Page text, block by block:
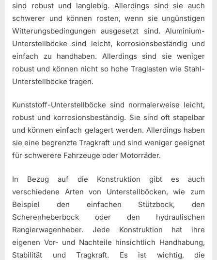
sind robust und langlebig. Allerdings sind sie auch
schwerer und können rosten, wenn sie ungünstigen
Witterungsbedingungen ausgesetzt sind. Aluminium-
Unterstellböcke sind leicht, korrosionsbeständig und
einfach zu handhaben. Allerdings sind sie weniger
robust und können nicht so hohe Traglasten wie Stahl-
Unterstellböcke tragen.
Kunststoff-Unterstellböcke sind normalerweise leicht,
robust und korrosionsbeständig. Sie sind oft stapelbar
und können einfach gelagert werden. Allerdings haben
sie eine begrenzte Tragkraft und sind weniger geeignet
für schwerere Fahrzeuge oder Motorräder.
In Bezug auf die Konstruktion gibt es auch
verschiedene Arten von Unterstellböcken, wie zum
Beispiel den einfachen Stützbock, den
Scherenheberbock oder den hydraulischen
Rangierwagenheber. Jede Konstruktion hat ihre
eigenen Vor- und Nachteile hinsichtlich Handhabung,
Stabilität und Tragkraft. Es ist wichtig, die